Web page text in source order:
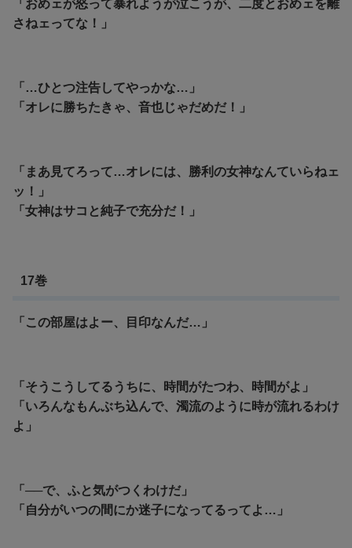
「おめェが怒って暴れようが泣こうが、二度とおめェを離
さねェってな！」
「…ひとつ注告してやっかな…」
「オレに勝ちたきゃ、音也じゃだめだ！」
「まあ見てろって…オレには、勝利の女神なんていらねェ
ッ！」
「女神はサコと純子で充分だ！」
17巻
「この部屋はよー、目印なんだ…」
「そうこうしてるうちに、時間がたつわ、時間がよ」
「いろんなもんぶち込んで、濁流のように時が流れるわけ
よ」
「──で、ふと気がつくわけだ」
「自分がいつの間にか迷子になってるってよ…」